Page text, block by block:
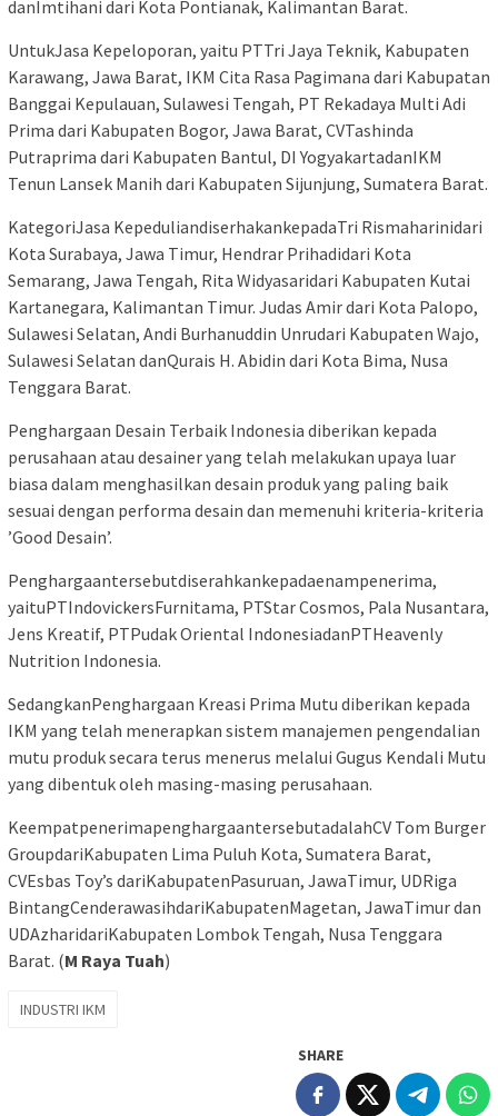
danImtihani dari Kota Pontianak, Kalimantan Barat.
UntukJasa Kepeloporan, yaitu PTTri Jaya Teknik, Kabupaten
Karawang, Jawa Barat, IKM Cita Rasa Pagimana dari Kabupatan
Banggai Kepulauan, Sulawesi Tengah, PT Rekadaya Multi Adi
Prima dari Kabupaten Bogor, Jawa Barat, CVTashinda
Putraprima dari Kabupaten Bantul, DI YogyakartadanIKM
Tenun Lansek Manih dari Kabupaten Sijunjung, Sumatera Barat.
KategoriJasa KepeduliandiserhakankepadaTri Rismaharinidari
Kota Surabaya, Jawa Timur, Hendrar Prihadidari Kota
Semarang, Jawa Tengah, Rita Widyasaridari Kabupaten Kutai
Kartanegara, Kalimantan Timur. Judas Amir dari Kota Palopo,
Sulawesi Selatan, Andi Burhanuddin Unrudari Kabupaten Wajo,
Sulawesi Selatan danQurais H. Abidin dari Kota Bima, Nusa
Tenggara Barat.
Penghargaan Desain Terbaik Indonesia diberikan kepada
perusahaan atau desainer yang telah melakukan upaya luar
biasa dalam menghasilkan desain produk yang paling baik
sesuai dengan performa desain dan memenuhi kriteria-kriteria
’Good Desain’.
Penghargaantersebutdiserahkankepadaenampenerima,
yaituPTIndovickersFurnitama, PTStar Cosmos, Pala Nusantara,
Jens Kreatif, PTPudak Oriental IndonesiadanPTHeavenly
Nutrition Indonesia.
SedangkanPenghargaan Kreasi Prima Mutu diberikan kepada
IKM yang telah menerapkan sistem manajemen pengendalian
mutu produk secara terus menerus melalui Gugus Kendali Mutu
yang dibentuk oleh masing-masing perusahaan.
KeempatpenerimapenghargaantersebutadalahCV Tom Burger
GroupdariKabupaten Lima Puluh Kota, Sumatera Barat,
CVEsbas Toy’s dariKabupatenPasuruan, JawaTimur, UDRiga
BintangCenderawasihdariKabupatenMagetan, JawaTimur dan
UDAzharidariKabupaten Lombok Tengah, Nusa Tenggara
Barat. (M Raya Tuah)
INDUSTRI IKM
SHARE